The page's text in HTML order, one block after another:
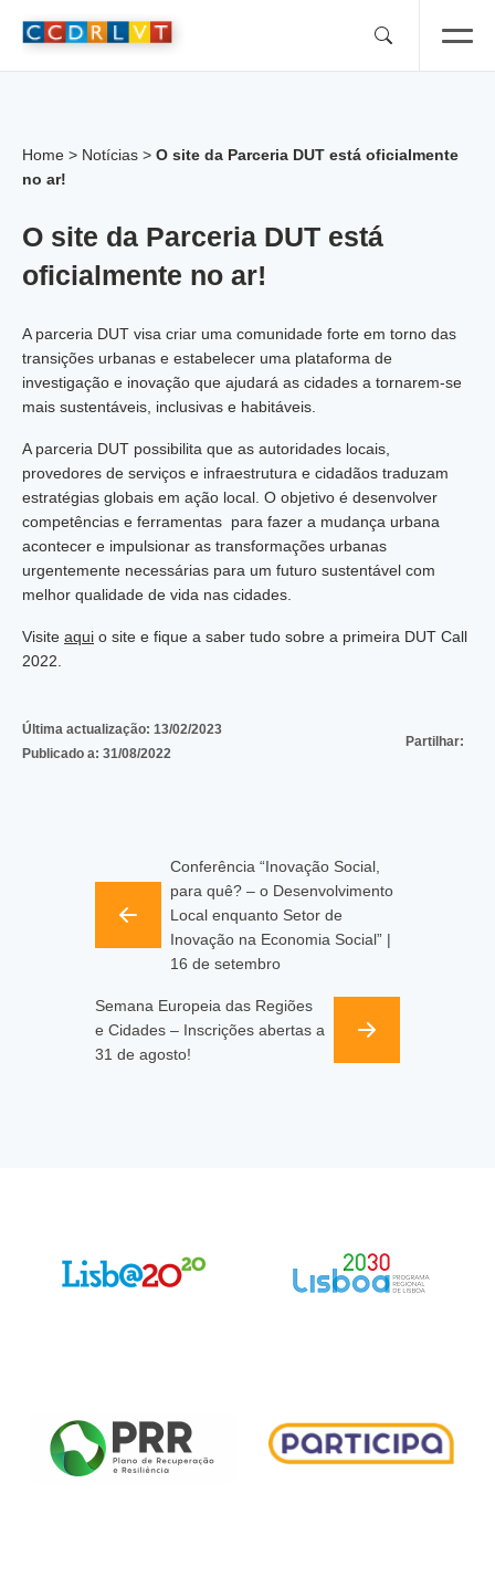
Home > Notícias > O site da Parceria DUT está oficialmente
no ar!
O site da Parceria DUT está
oficialmente no ar!
A parceria DUT visa criar uma comunidade forte em torno das
transições urbanas e estabelecer uma plataforma de
investigação e inovação que ajudará as cidades a tornarem-se
mais sustentáveis, inclusivas e habitáveis.
A parceria DUT possibilita que as autoridades locais,
provedores de serviços e infraestrutura e cidadãos traduzam
estratégias globais em ação local. O objetivo é desenvolver
competências e ferramentas para fazer a mudança urbana
acontecer e impulsionar as transformações urbanas
urgentemente necessárias para um futuro sustentável com
melhor qualidade de vida nas cidades.
Visite aqui o site e fique a saber tudo sobre a primeira DUT Call
2022.
Última actualização: 13/02/2023
Publicado a: 31/08/2022
Partilhar:
Conferência “Inovação Social,
para quê? – o Desenvolvimento
Local enquanto Setor de
Inovação na Economia Social” |
16 de setembro
Semana Europeia das Regiões
e Cidades – Inscrições abertas a
31 de agosto!